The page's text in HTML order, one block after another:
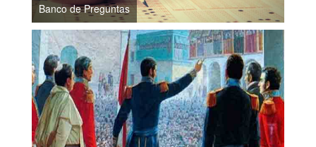
Banco de Preguntas